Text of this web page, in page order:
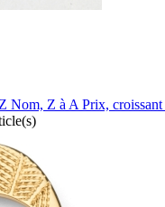
Nom, Z à A Prix, croissant